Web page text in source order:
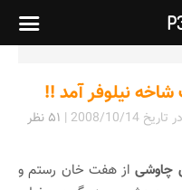
نیلوفر آمد !!
در تاریخ 2008/10/14
|
۵۱ نظر
چاوشیاز هفت خان رستم و